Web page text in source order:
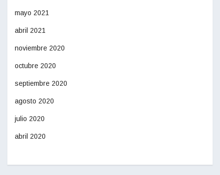
mayo 2021
abril 2021
noviembre 2020
octubre 2020
septiembre 2020
agosto 2020
julio 2020
abril 2020